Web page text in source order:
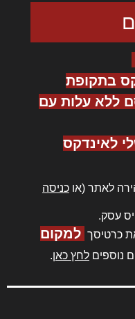
בתקופת
ללא עלות עם
לאינדקס
לאתר (או כניסה
עסק.
כרטיסך למקום
נוספים לחץ כאן.